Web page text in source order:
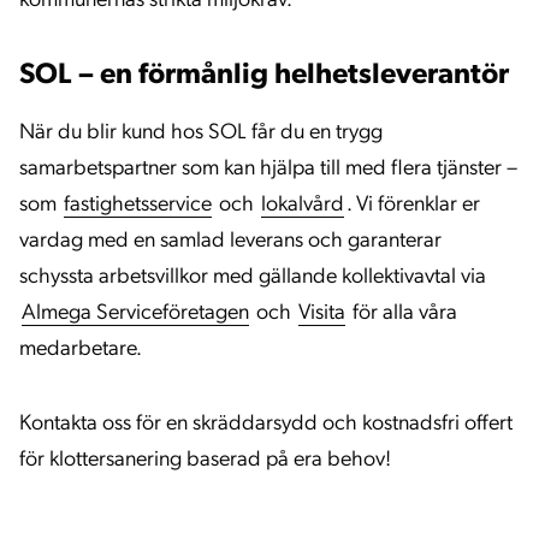
SOL – en förmånlig helhetsleverantör
När du blir kund hos SOL får du en trygg
samarbetspartner som kan hjälpa till med flera tjänster –
som fastighetsservice och lokalvård . Vi förenklar er
vardag med en samlad leverans och garanterar
schyssta arbetsvillkor med gällande kollektivavtal via
Almega Serviceföretagen och Visita för alla våra
medarbetare.
Kontakta oss för en skräddarsydd och kostnadsfri offert
för klottersanering baserad på era behov!